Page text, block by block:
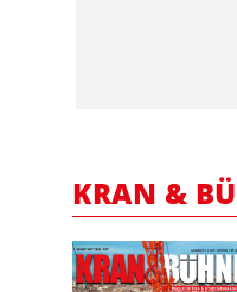
KRAN &